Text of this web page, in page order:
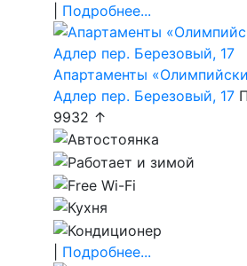
Подробнее...
Апартаменты
Адлер пер. Березовый, 17
9932 ↑
Подробнее...